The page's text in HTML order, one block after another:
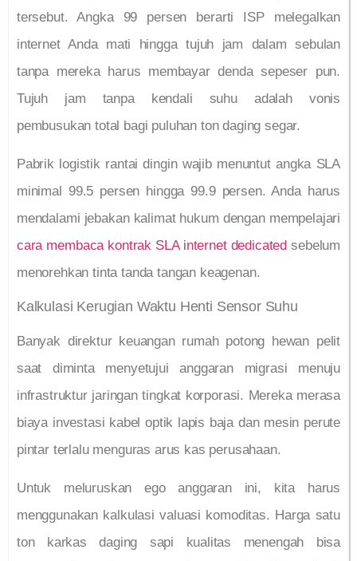
tersebut. Angka 99 persen berarti ISP melegalkan
internet Anda mati hingga tujuh jam dalam sebulan
tanpa mereka harus membayar denda sepeser pun.
Tujuh jam tanpa kendali suhu adalah vonis
pembusukan total bagi puluhan ton daging segar.
Pabrik logistik rantai dingin wajib menuntut angka SLA
minimal 99.5 persen hingga 99.9 persen. Anda harus
mendalami jebakan kalimat hukum dengan mempelajari
cara membaca kontrak SLA internet dedicated sebelum
menorehkan tinta tanda tangan keagenan.
Kalkulasi Kerugian Waktu Henti Sensor Suhu
Banyak direktur keuangan rumah potong hewan pelit
saat diminta menyetujui anggaran migrasi menuju
infrastruktur jaringan tingkat korporasi. Mereka merasa
biaya investasi kabel optik lapis baja dan mesin perute
pintar terlalu menguras arus kas perusahaan.
Untuk meluruskan ego anggaran ini, kita harus
menggunakan kalkulasi valuasi komoditas. Harga satu
ton karkas daging sapi kualitas menengah bisa